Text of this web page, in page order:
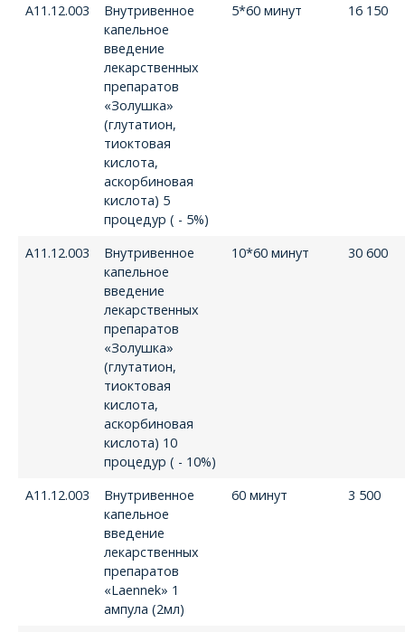
А11.12.003
Внутривенное
капельное
введение
лекарственных
препаратов
«Золушка»
(глутатион,
тиоктовая
кислота,
аскорбиновая
кислота) 5
процедур ( - 5%)
5*60 минут 16 150
А11.12.003
Внутривенное
капельное
введение
лекарственных
препаратов
«Золушка»
(глутатион,
тиоктовая
кислота,
аскорбиновая
кислота) 10
процедур ( - 10%)
10*60 минут 30 600
А11.12.003
Внутривенное
капельное
введение
лекарственных
препаратов
«Laennek» 1
ампула (2мл)
60 минут 3 500